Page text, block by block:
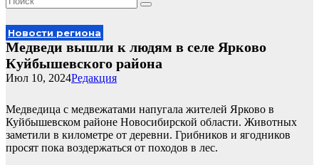
Новости региона
Медведи вышли к людям в селе Ярково
Куйбышевского района
Редакция
Июл 10, 2024
Медведица с медвежатами напугала жителей Ярково в
Куйбышевском районе Новосибирской области. Животных
заметили в километре от деревни. Грибников и ягодников
просят пока воздержаться от походов в лес.